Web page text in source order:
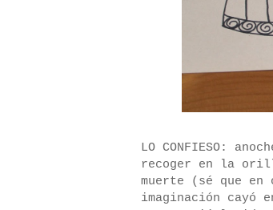
LO CONFIESO:
recoger en la
muerte (sé que
imaginación cayó